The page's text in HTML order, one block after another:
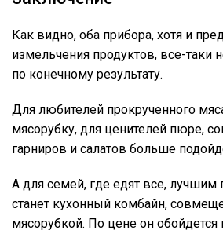
Как видно, оба прибора, хотя и
измельчения продуктов, все-таки
по конечному результату.
Для любителей прокрученного
мясорубку, для ценителей пюре,
гарниров и салатов больше
А для семей, где едят все, лучшим
станет кухонный комбайн,
мясорубкой. По цене он